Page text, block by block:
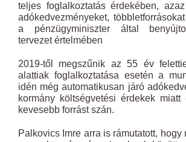
teljes foglalkoztatás érdekében,
adókedvezményeket,
a pénzügyminiszter által
tervezet értelmében
2019-től megszűnik az 55 év
alattiak foglalkoztatása esetén a
idén még automatikusan járó
kormány költségvetési érdekek
kevesebb forrást szán.
Palkovics Imre arra is rámutatott, hogy